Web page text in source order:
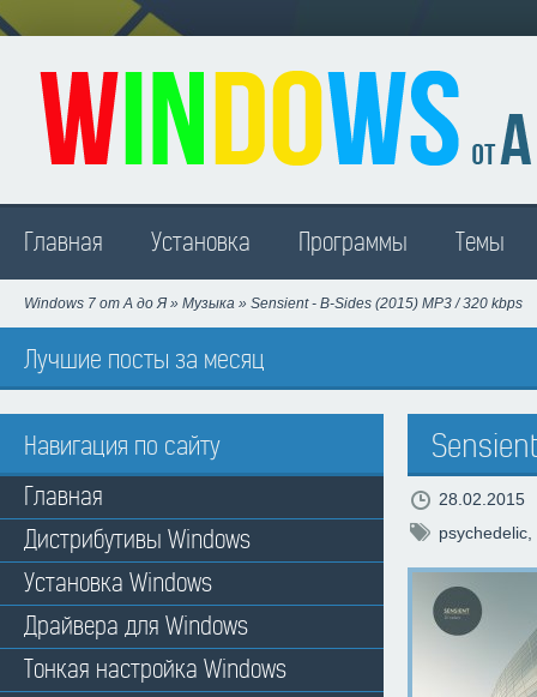
Главная Установка Программы Темы
Windows 7 от А до Я » Музыка » Sensient - B-Sides (2015) MP3 / 320 kbps
Лучшие посты за месяц
Навигация по сайту
Главная
Дистрибутивы Windows
Установка Windows
Драйвера для Windows
Тонкая настройка Windows
28.02.2015
psychedelic